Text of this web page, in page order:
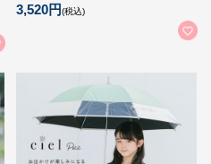
3,520円(税込)